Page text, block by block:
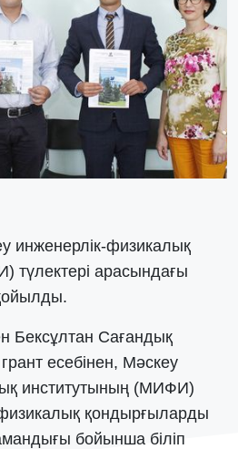
инженерлік-физикалық
түлектері арасындағы
Бексұлтан Сағандық
есебінен, Мәскеу
институтының (МИФИ)
қондырғыларды
бойынша біліп